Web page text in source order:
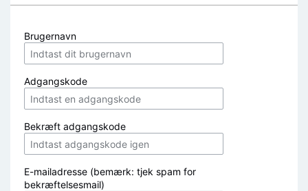
Brugernavn
Adgangskode
Bekræft adgangskode
E-mailadresse (bemærk: tjek spam for
bekræftelsesmail)